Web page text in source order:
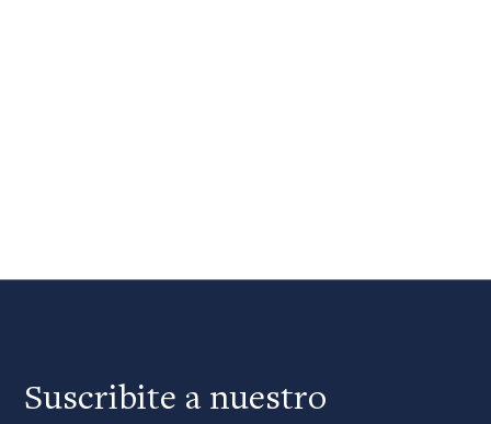
Suscribite a nuestro